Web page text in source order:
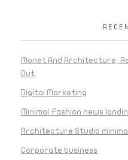
Monet And Architecture,
Out
Digital Marketing
Minimal Fashion news
Architecture Studio
Corporate business